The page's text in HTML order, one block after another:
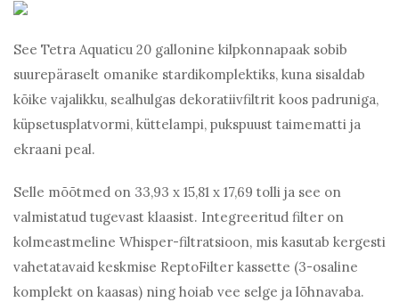
See Tetra Aquaticu 20 gallonine kilpkonnapaak sobib
suurepäraselt omanike stardikomplektiks, kuna sisaldab
kõike vajalikku, sealhulgas dekoratiivfiltrit koos padruniga,
küpsetusplatvormi, küttelampi, pukspuust taimematti ja
ekraani peal.
Selle mõõtmed on 33,93 x 15,81 x 17,69 tolli ja see on
valmistatud tugevast klaasist. Integreeritud filter on
kolmeastmeline Whisper-filtratsioon, mis kasutab kergesti
vahetatavaid keskmise ReptoFilter kassette (3-osaline
komplekt on kaasas) ning hoiab vee selge ja lõhnavaba.